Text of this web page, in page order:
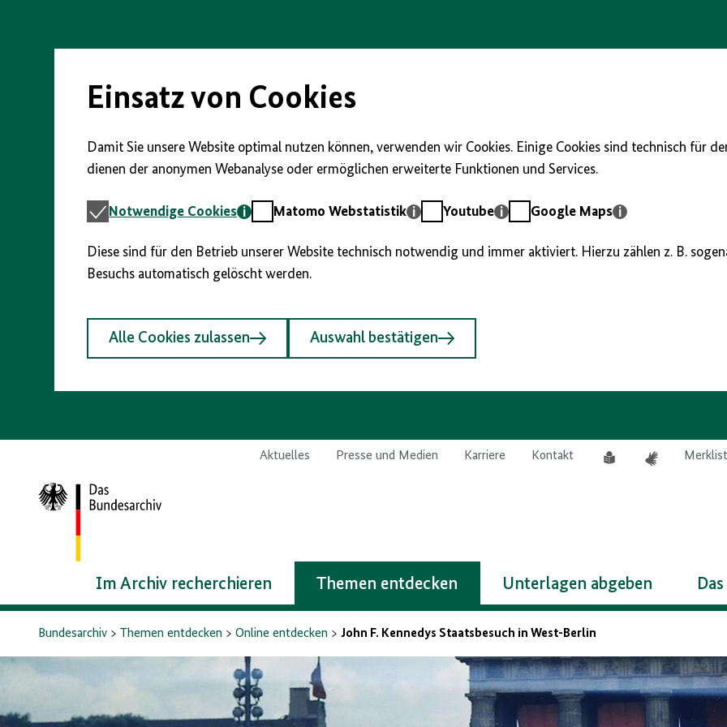
Seiteninhalt
Einsatz von Cookies
Damit Sie unsere Website optimal nutzen können, verwenden wir Cookies. Einige Cookies sind technisch für
dienen der anonymen Webanalyse oder ermöglichen erweiterte Funktionen und Services.
Notwendige
Notwendige Cookies
MatomoMatomo Webstatistik YoutubeYoutube
GoogleGoogle Maps
Diese sind für den Betrieb unserer Website technisch notwendig und immer aktiviert. Hierzu zählen z. B.
Besuchs automatisch gelöscht werden.
Alle Cookies zulassen Auswahl bestätigen
Aktuelles Presse und Medien Karriere Kontakt
Leichte
Zur
Startseite
Im Archiv recherchieren Themen entdecken Unterlagen abgeben
Bundesarchiv Themen entdecken Online entdecken John F. Kennedys Staatsbesuch in West-Berlin